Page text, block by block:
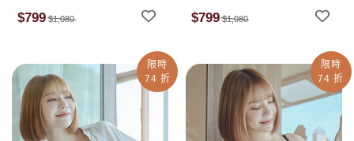
$799 $1,080 $799 $1,080
限時
74 折
限時
74 折